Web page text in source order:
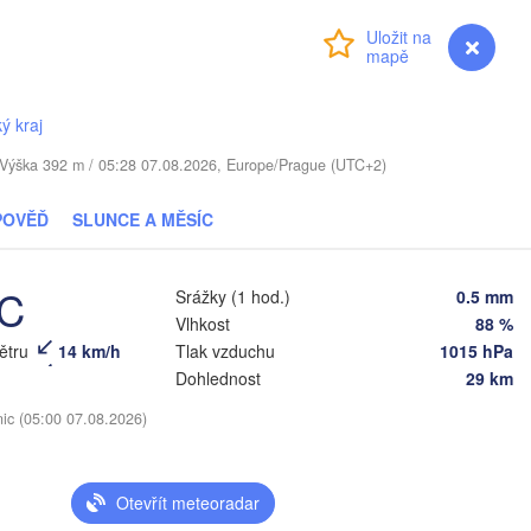
myVentusky Předpověď
kraj
392 m / 05:28 07.08.2026, Europe/Prague (UTC+2)
SLUNCE A MĚSÍC
14 km/h
Srážky (1 hod.)
0.5 mm
Vlhkost
88 %
Tlak vzduchu
1015 hPa
Dohlednost
29 km
(05:00 07.08.2026)
Otevřít meteoradar
(Kyiv)
Чернігів
Мазыр
(Mazyr)
Магілёў
Курск